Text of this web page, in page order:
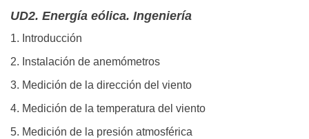
UD2. Energía eólica. Ingeniería
1. Introducción
2. Instalación de anemómetros
3. Medición de la dirección del viento
4. Medición de la temperatura del viento
5. Medición de la presión atmosférica